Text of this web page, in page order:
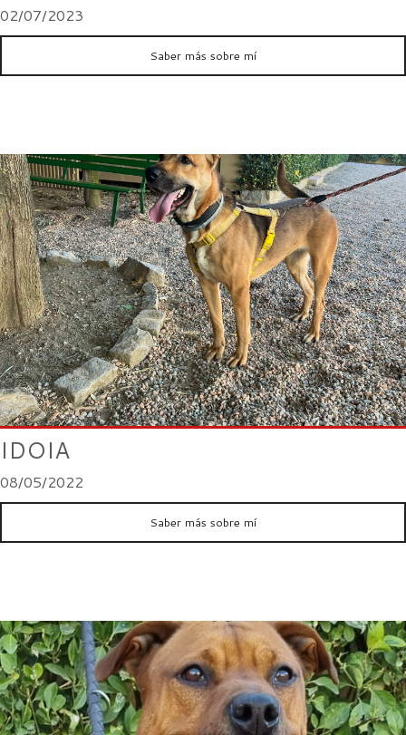
02/07/2023
Saber más sobre mí
IDOIA
08/05/2022
Saber más sobre mí